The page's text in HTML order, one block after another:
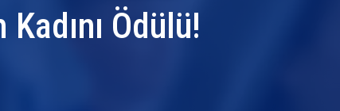
Ödülü!